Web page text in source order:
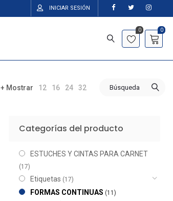
INICIAR SESIÓN
0
0
+ Mostrar 12 16 24 32 Búsqueda
Categorías del producto
ESTUCHES Y CINTAS PARA CARNET
(17)
Etiquetas (17)
FORMAS CONTINUAS (11)